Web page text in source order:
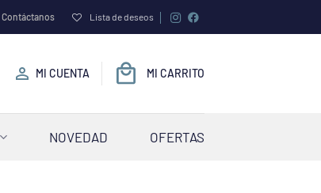
Contáctanos Lista de deseos
MI CUENTA MI CARRITO
NOVEDAD OFERTAS